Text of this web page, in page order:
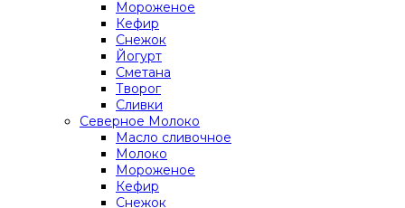
Мороженое
Кефир
Снежок
Йогурт
Сметана
Творог
Сливки
Северное Молоко
Масло сливочное
Молоко
Мороженое
Кефир
Снежок